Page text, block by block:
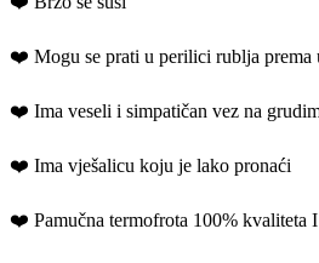
❤️ Mogu se prati u perilici rublja prema
❤️ Ima veseli i simpatičan vez na
❤️ Ima vješalicu koju je lako pronaći
❤️ Pamučna termofrota 100% kvaliteta